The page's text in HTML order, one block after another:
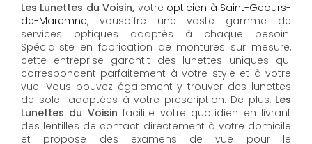
Les Lunettes du Voisin, votre opticien à Saint-Geours-
de-Maremne, vousoffre une vaste gamme de
services optiques adaptés à chaque besoin.
Spécialiste en fabrication de montures sur mesure,
cette entreprise garantit des lunettes uniques qui
correspondent parfaitement à votre style et à votre
vue. Vous pouvez également y trouver des lunettes
de soleil adaptées à votre prescription. De plus, Les
Lunettes du Voisin facilite votre quotidien en livrant
des lentilles de contact directement à votre domicile
et propose des examens de vue pour le